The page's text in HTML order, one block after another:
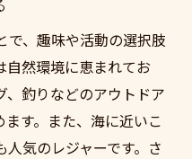
で、趣味や活動の選択肢
自然環境に恵まれてお
、釣りなどのアウトドア
す。また、海に近いこ
気のレジャーです。さ